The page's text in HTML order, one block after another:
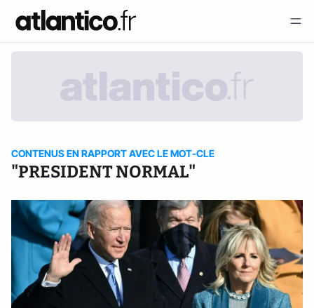
CONTENUS EN RAPPORT AVEC LE MOT-CLE
"PRESIDENT NORMAL"